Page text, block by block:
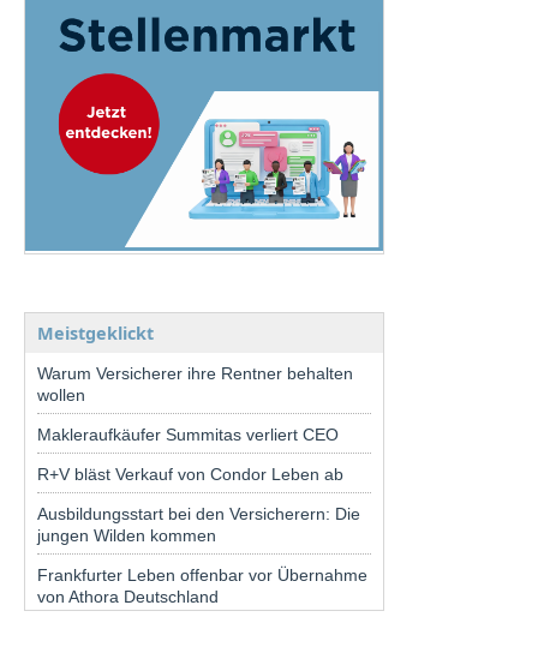
Meistgeklickt
Warum Versicherer ihre Rentner behalten
wollen
Makleraufkäufer Summitas verliert CEO
R+V bläst Verkauf von Condor Leben ab
Ausbildungsstart bei den Versicherern: Die
jungen Wilden kommen
Frankfurter Leben offenbar vor Übernahme
von Athora Deutschland